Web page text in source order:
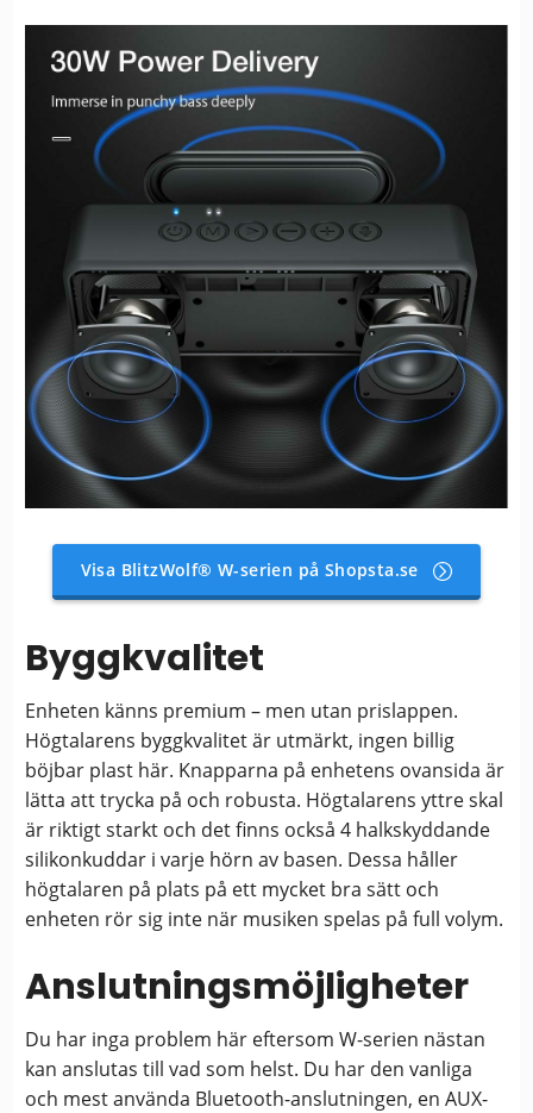
Visa BlitzWolf® W-serien på Shopsta.se
Byggkvalitet
Enheten känns premium – men utan prislappen.
Högtalarens byggkvalitet är utmärkt, ingen billig
böjbar plast här. Knapparna på enhetens ovansida är
lätta att trycka på och robusta. Högtalarens yttre skal
är riktigt starkt och det finns också 4 halkskyddande
silikonkuddar i varje hörn av basen. Dessa håller
högtalaren på plats på ett mycket bra sätt och
enheten rör sig inte när musiken spelas på full volym.
Anslutningsmöjligheter
Du har inga problem här eftersom W-serien nästan
kan anslutas till vad som helst. Du har den vanliga
och mest använda Bluetooth-anslutningen, en AUX-